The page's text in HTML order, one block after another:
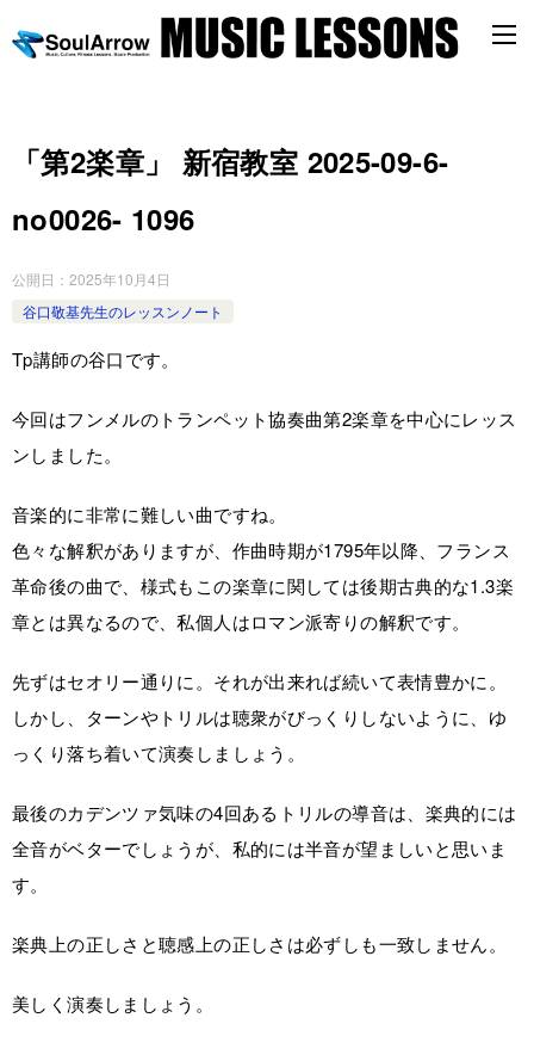
「第2楽章」 新宿教室 2025-09-6-
no0026- 1096
公開日： 2025年10月4日
谷口敬基先生のレッスンノート
Tp講師の谷口です。
今回はフンメルのトランペット協奏曲第2楽章を中心にレッス
ンしました。
音楽的に非常に難しい曲ですね。
色々な解釈がありますが、作曲時期が1795年以降、フランス
革命後の曲で、様式もこの楽章に関しては後期古典的な1.3楽
章とは異なるので、私個人はロマン派寄りの解釈です。
先ずはセオリー通りに。それが出来れば続いて表情豊かに。
しかし、ターンやトリルは聴衆がびっくりしないように、ゆ
っくり落ち着いて演奏しましょう。
最後のカデンツァ気味の4回あるトリルの導音は、楽典的には
全音がベターでしょうが、私的には半音が望ましいと思いま
す。
楽典上の正しさと聴感上の正しさは必ずしも一致しません。
美しく演奏しましょう。